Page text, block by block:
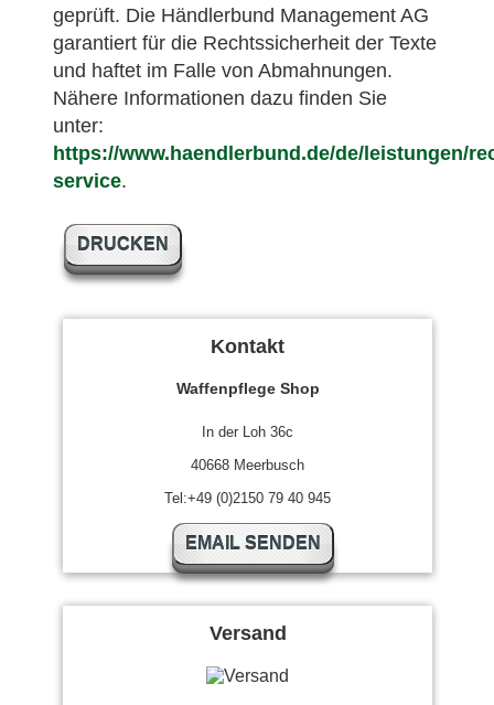
geprüft. Die Händlerbund Management AG
garantiert für die Rechtssicherheit der Texte
und haftet im Falle von Abmahnungen.
Nähere Informationen dazu finden Sie
unter:
https://www.haendlerbund.de/de/leistungen/
service.
DRUCKEN
Kontakt
Waffenpflege Shop
In der Loh 36c
40668 Meerbusch
Tel:+49 (0)2150 79 40 945
EMAIL SENDEN
Versand